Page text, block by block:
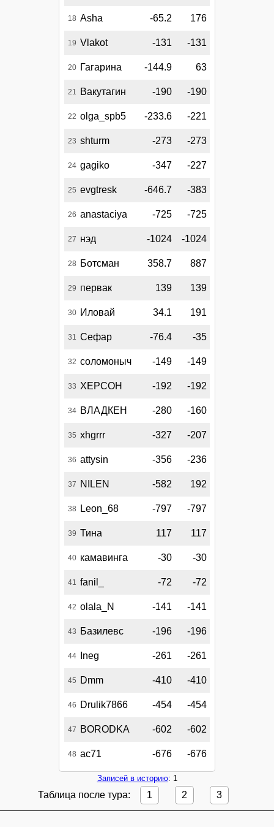
18 Asha -65.2 176
19 Vlakot -131 -131
20 Гагарина -144.9 63
21 Вакутагин -190 -190
22 olga_spb5 -233.6 -221
23 shturm -273 -273
24 gagiko -347 -227
25 evgtresk -646.7 -383
26 anastaciya -725 -725
27 нэд -1024 -1024
28 Ботсман 358.7 887
29 первак 139 139
30 Иловай 34.1 191
31 Сефар -76.4 -35
32 соломоныч -149 -149
33 XEPCOH -192 -192
34 ВЛАДКЕН -280 -160
35 xhgrrr -327 -207
36 attysin -356 -236
37 NILEN -582 192
38 Leon_68 -797 -797
39 Тина 117 117
40 камавинга -30 -30
41 fanil_ -72 -72
42 olala_N -141 -141
43 Базилевс -196 -196
44 Ineg -261 -261
45 Dmm -410 -410
46 Drulik7866 -454 -454
47 BORODKA -602 -602
48 ас71 -676 -676
Записей в историю: 1
Таблица после тура: 1 2 3